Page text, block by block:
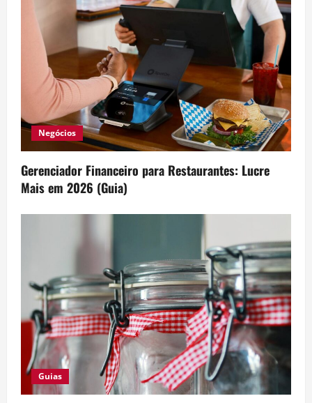
Negócios
Gerenciador Financeiro para Restaurantes: Lucre
Mais em 2026 (Guia)
Guias